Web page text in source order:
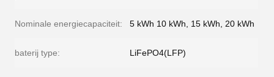
Nominale energiecapaciteit: 5 kWh 10 kWh, 15 kWh, 20 kWh
baterij type: LiFePO4(LFP)